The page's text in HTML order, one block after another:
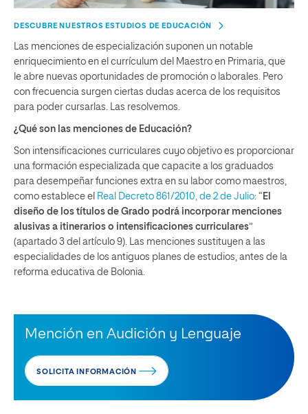
DESCUBRE NUESTROS ESTUDIOS DE EDUCACIÓN
Las menciones de especialización suponen un notable
enriquecimiento en el currículum del Maestro en Primaria, que
le abre nuevas oportunidades de promoción o laborales. Pero
con frecuencia surgen ciertas dudas acerca de los requisitos
para poder cursarlas. Las resolvemos.
¿Qué son las menciones de Educación?
Son intensificaciones curriculares cuyo objetivo es proporcionar
una formación especializada que capacite a los graduados
para desempeñar funciones extra en su labor como maestros,
como establece el Real Decreto 861/2010, de 2 de Julio: “ El
diseño de los títulos de Grado podrá incorporar menciones
alusivas a itinerarios o intensificaciones curriculares”
(apartado 3 del artículo 9). Las menciones sustituyen a las
especialidades de los antiguos planes de estudios, antes de la
reforma educativa de Bolonia.
Mención en Audición y Lenguaje
SOLICITA INFORMACIÓN